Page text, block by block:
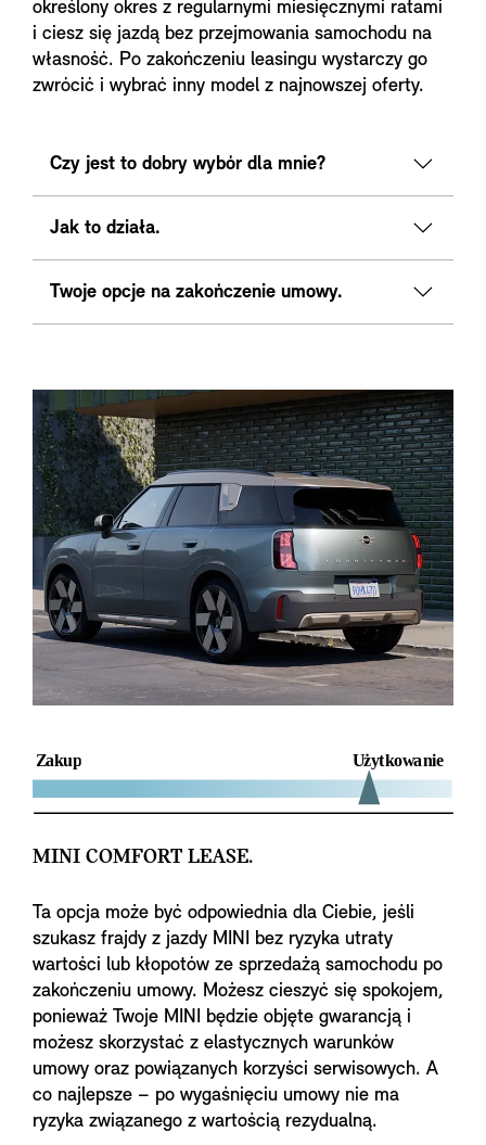
określony okres z regularnymi miesięcznymi ratami
i ciesz się jazdą bez przejmowania samochodu na
własność. Po zakończeniu leasingu wystarczy go
zwrócić i wybrać inny model z najnowszej oferty.
Czy jest to dobry wybór dla mnie?
Jak to działa.
Twoje opcje na zakończenie umowy.
MINI COMFORT LEASE.
Ta opcja może być odpowiednia dla Ciebie, jeśli
szukasz frajdy z jazdy MINI bez ryzyka utraty
wartości lub kłopotów ze sprzedażą samochodu po
zakończeniu umowy. Możesz cieszyć się spokojem,
ponieważ Twoje MINI będzie objęte gwarancją i
możesz skorzystać z elastycznych warunków
umowy oraz powiązanych korzyści serwisowych. A
co najlepsze – po wygaśnięciu umowy nie ma
ryzyka związanego z wartością rezydualną.